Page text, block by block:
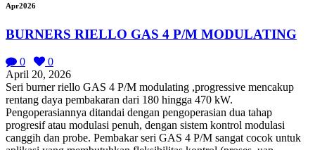
Apr2026
BURNERS RIELLO GAS 4 P/M MODULATING
0
0
April 20, 2026
Seri burner riello GAS 4 P/M modulating ,progressive mencakup
rentang daya pembakaran dari 180 hingga 470 kW.
Pengoperasiannya ditandai dengan pengoperasian dua tahap
progresif atau modulasi penuh, dengan sistem kontrol modulasi
canggih dan probe. Pembakar seri GAS 4 P/M sangat cocok untuk